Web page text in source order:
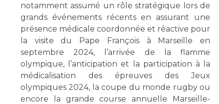
notamment assumé un rôle stratégique lors de
grands événements récents en assurant une
présence médicale coordonnée et réactive pour
la visite du Pape François à Marseille en
septembre 2024, l’arrivée de la flamme
olympique, l’anticipation et la participation à la
médicalisation des épreuves des Jeux
olympiques 2024, la coupe du monde rugby ou
encore la grande course annuelle Marseille-